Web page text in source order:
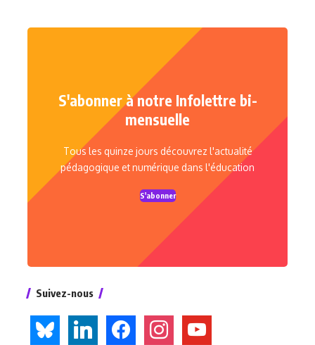
S'abonner à notre Infolettre bi-
mensuelle
Tous les quinze jours découvrez l'actualité
pédagogique et numérique dans l'éducation
S'abonner
Suivez-nous
bluesky linkedin facebook instagramyoutube